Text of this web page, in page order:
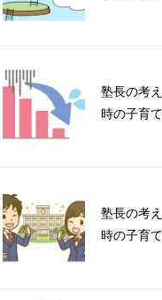
塾長の考
時の子育
塾長の考
時の子育